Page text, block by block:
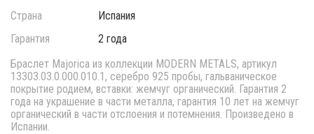
Страна
Испания
Гарантия
2 года
Браслет Majorica из коллекции MODERN METALS, артикул
13303.03.0.000.010.1, серебро 925 пробы, гальваническое
покрытие родием, вставки: жемчуг органический. Гарантия 2
года на украшение в части металла, гарантия 10 лет на жемчуг
органический в части отслоения и потемнения. Произведено в
Испании.